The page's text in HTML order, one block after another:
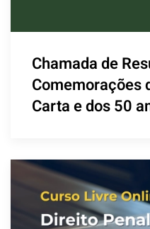
Chamada de
Comemorações
Carta e dos 50